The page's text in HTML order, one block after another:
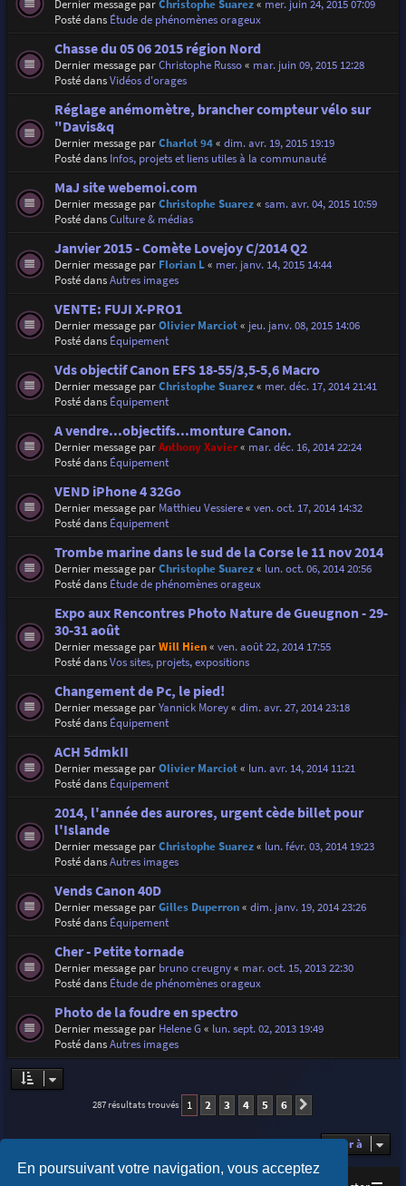
En poursuivant votre navigation, vous acceptez
Dernier message parChristophe Suarez« mer. juin 24, 2015 07:09
Posté dans Étude de phénomènes orageux
Chasse du 05 06 2015 région Nord
Dernier message parChristophe Russo« mar. juin 09, 2015 12:28
Posté dansVidéos d'orages
Réglage anémomètre, brancher compteur vélo sur
"Davis&q
Dernier message parCharlot 94« dim. avr. 19, 2015 19:19
Posté dans Infos, projets et liens utiles à la communauté
MaJ site webemoi.com
Dernier message parChristophe Suarez« sam. avr. 04, 2015 10:59
Posté dansCulture & médias
Janvier 2015 - Comète Lovejoy C/2014 Q2
Dernier message par Florian L« mer. janv. 14, 2015 14:44
Posté dansAutres images
VENTE: FUJI X-PRO1
Dernier message parOlivier Marciot« jeu. janv. 08, 2015 14:06
Posté dans Équipement
Vds objectif Canon EFS 18-55/3,5-5,6 Macro
Dernier message parChristophe Suarez« mer. déc. 17, 2014 21:41
Posté dans Équipement
A vendre...objectifs...monture Canon.
Dernier message parAnthony Xavier« mar. déc. 16, 2014 22:24
Posté dans Équipement
VEND iPhone 4 32Go
Dernier message par Matthieu Vessiere« ven. oct. 17, 2014 14:32
Posté dans Équipement
Trombe marine dans le sud de la Corse le 11 nov 2014
Dernier message parChristophe Suarez« lun. oct. 06, 2014 20:56
Posté dans Étude de phénomènes orageux
Expo aux Rencontres Photo Nature de Gueugnon - 29-
30-31 août
Dernier message parWill Hien« ven. août 22, 2014 17:55
Posté dansVos sites, projets, expositions
Changement de Pc, le pied!
Dernier message parYannick Morey« dim. avr. 27, 2014 23:18
Posté dans Équipement
ACH 5dmkII
Dernier message parOlivier Marciot« lun. avr. 14, 2014 11:21
Posté dans Équipement
2014, l'année des aurores, urgent cède billet pour
l'Islande
Dernier message parChristophe Suarez« lun. févr. 03, 2014 19:23
Posté dansAutres images
Vends Canon 40D
Dernier message parGilles Duperron« dim. janv. 19, 2014 23:26
Posté dans Équipement
Cher - Petite tornade
Dernier message par bruno creugny« mar. oct. 15, 2013 22:30
Posté dans Étude de phénomènes orageux
Photo de la foudre en spectro
Dernier message par Helene G« lun. sept. 02, 2013 19:49
Posté dansAutres images
287 résultats trouvés 1 2 3 4 5 6
Aller à